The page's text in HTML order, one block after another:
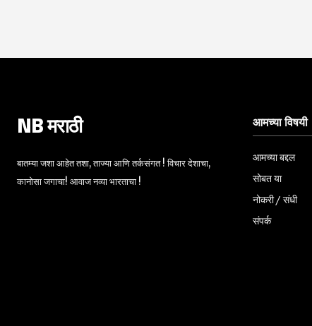
NB मराठी
बातम्या जशा आहेत तशा, ताज्या आणि तर्कसंगत ! विचार देशाचा,
कानोसा जगाचा! आवाज नव्या भारताचा !
आमच्या विषयी
आमच्या बद्दल
सोबत या
नोकरी / संधी
संपर्क